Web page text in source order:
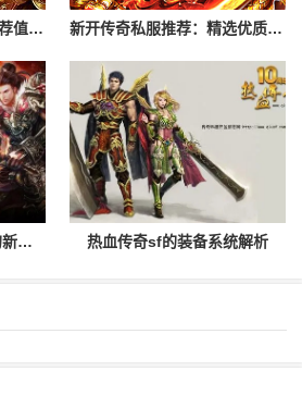
新开传奇私服排行榜：推荐值得一玩的私服 新开传奇私服推荐：精选优质游戏服务器
传奇SF：为何成为玩家的新宠？ 热血传奇sf的装备系统解析